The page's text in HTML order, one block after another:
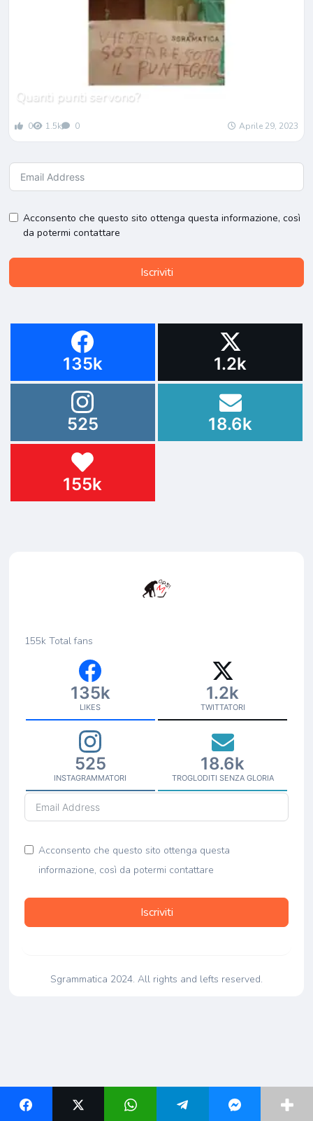
Quanti punti servono?
0 1.5k 0 Aprile 29, 2023
Acconsento che questo sito ottenga questa informazione, così
da potermi contattare
Iscriviti
135k 1.2k
525 18.6k
155k
155k Total fans
135k
LIKES
1.2k
TWITTATORI
525
INSTAGRAMMATORI
18.6k
TROGLODITI SENZA GLORIA
Acconsento che questo sito ottenga questa
informazione, così da potermi contattare
Iscriviti
Sgrammatica 2024. All rights and lefts reserved.